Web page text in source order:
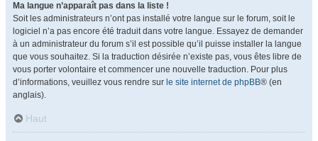
Ma langue n’apparaît pas dans la liste !
Soit les administrateurs n’ont pas installé votre langue sur le forum, soit le
logiciel n’a pas encore été traduit dans votre langue. Essayez de demander
à un administrateur du forum s’il est possible qu’il puisse installer la langue
que vous souhaitez. Si la traduction désirée n’existe pas, vous êtes libre de
vous porter volontaire et commencer une nouvelle traduction. Pour plus
d’informations, veuillez vous rendre sur le site internet de phpBB® (en
anglais).
Haut